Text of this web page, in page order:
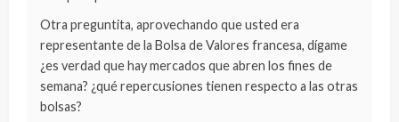
Otra preguntita, aprovechando que usted era
representante de la Bolsa de Valores francesa, dígame
¿es verdad que hay mercados que abren los fines de
semana? ¿qué repercusiones tienen respecto a las otras
bolsas?